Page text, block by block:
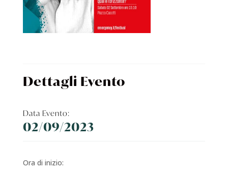
Dettagli Evento
Data Evento:
02/09/2023
Ora di inizio: